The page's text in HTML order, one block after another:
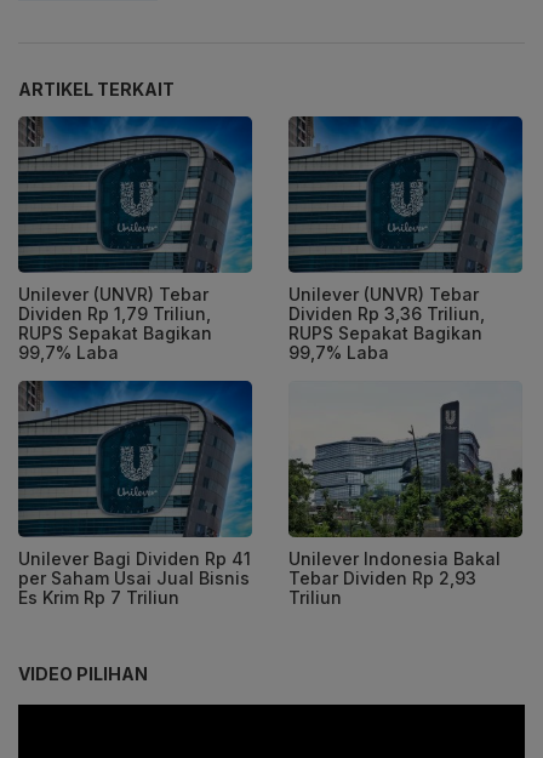
ARTIKEL TERKAIT
Unilever (UNVR) Tebar
Dividen Rp 1,79 Triliun,
RUPS Sepakat Bagikan
99,7% Laba
Unilever (UNVR) Tebar
Dividen Rp 3,36 Triliun,
RUPS Sepakat Bagikan
99,7% Laba
Unilever Bagi Dividen Rp 41
per Saham Usai Jual Bisnis
Es Krim Rp 7 Triliun
Unilever Indonesia Bakal
Tebar Dividen Rp 2,93
Triliun
VIDEO PILIHAN